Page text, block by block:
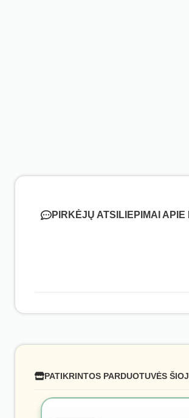
PIRKĖJŲ ATSILIEPIMAI
PATIKRINTOS PARDUOTUVĖS